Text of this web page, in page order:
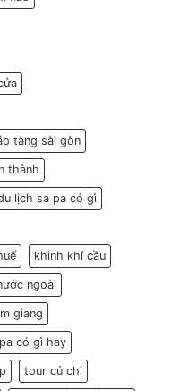
tàng sài gòn
thành
lịch sa pa có gì
khinh khí cầu
ngoài
giang
có gì hay
tour củ chi